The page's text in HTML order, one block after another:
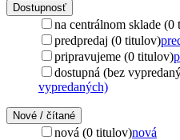
Dostupnosť
na centrálnom sklade (0
predpredaj (0 titulov)
pripravujeme (0 titulov)
dostupná (bez
vypredaných)
Nové / čítané
nová (0 titulov)nová